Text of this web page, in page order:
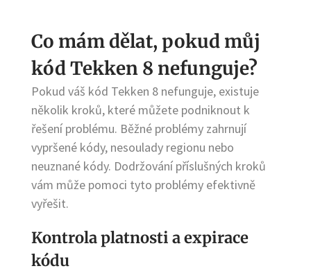
Co mám dělat, pokud můj
kód Tekken 8 nefunguje?
Pokud váš kód Tekken 8 nefunguje, existuje
několik kroků, které můžete podniknout k
řešení problému. Běžné problémy zahrnují
vypršené kódy, nesoulady regionu nebo
neuznané kódy. Dodržování příslušných kroků
vám může pomoci tyto problémy efektivně
vyřešit.
Kontrola platnosti a expirace
kódu